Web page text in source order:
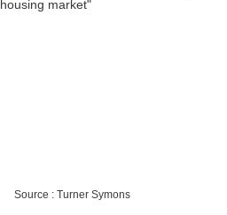
Source : Turner Symons